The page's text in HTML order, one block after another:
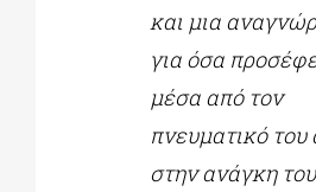
και μια
για όσα
μέσα από τον
πνευματικό
στην ανάγκη